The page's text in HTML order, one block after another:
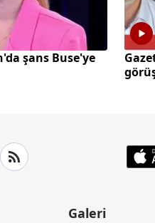
şans Buse'ye
Galeri